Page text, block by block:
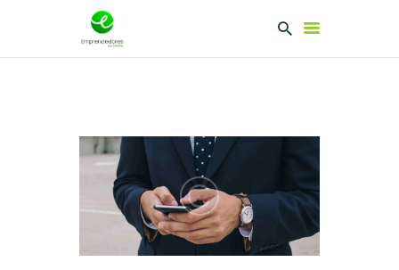
PRESENTA TU
PROYECTO
SERVICIOS
CLUB
EMPRENDEDORES